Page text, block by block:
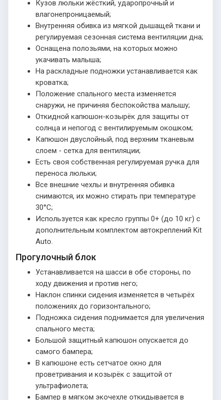
Кузов люльки жёсткий, ударопрочный и
влагонепроницаемый;
Внутренняя обивка из мягкой дышащей ткани и
регулируемая сезонная система вентиляции дна;
Оснащена полозьями, на которых можно
укачивать малыша;
На раскладные подножки устанавливается как
кроватка;
Положение спального места изменяется
снаружи, не причиняя беспокойства малышу;
Откидной капюшон-козырёк для защиты от
солнца и непогод с вентилируемым окошком;
Капюшон двуслойный, под верхним тканевым
слоем - сетка для вентиляции;
Есть своя собственная регулируемая ручка для
переноса люльки;
Все внешние чехлы и внутренняя обивка
снимаются, их можно стирать при температуре
30°С;
Используется как кресло группы 0+ (до 10 кг) с
дополнительным комплектом автокреплений Kit
Auto.
Прогулочный блок
Устанавливается на шасси в обе стороны, по
ходу движения и против него;
Наклон спинки сидения изменяется в четырёх
положениях до горизонтального;
Подножка сидения поднимается для увеличения
спального места;
Большой защитный капюшон опускается до
самого бампера;
В капюшоне есть сетчатое окно для
проветривания и козырёк с защитой от
ультрафиолета;
Бампер в мягком экочехле откидывается в